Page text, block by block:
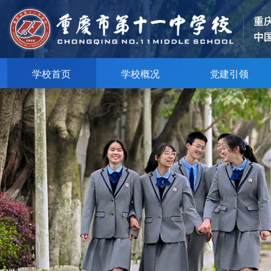
学校首页 学校概况 党建引领